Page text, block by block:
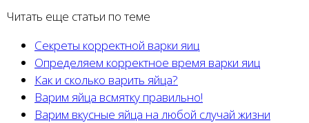
Читать еще статьи по теме
Секреты корректной варки яиц
Определяем корректное время варки яиц
Как и сколько варить яйца?
Варим яйца всмятку правильно!
Варим вкусные яйца на любой случай жизни